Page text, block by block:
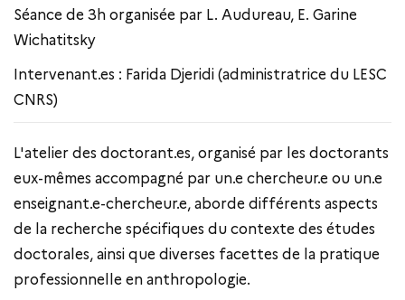
Séance de 3h organisée par L. Audureau, E. Garine
Wichatitsky
Intervenant.es : Farida Djeridi (administratrice du LESC
CNRS)
L'atelier des doctorant.es, organisé par les doctorants
eux-mêmes accompagné par un.e chercheur.e ou un.e
enseignant.e-chercheur.e, aborde différents aspects
de la recherche spécifiques du contexte des études
doctorales, ainsi que diverses facettes de la pratique
professionnelle en anthropologie.